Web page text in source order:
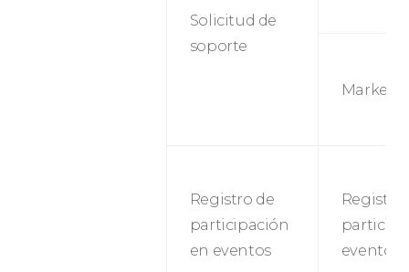
Solicitud de
soporte
Registro de
participación
en eventos
Registro
eventos